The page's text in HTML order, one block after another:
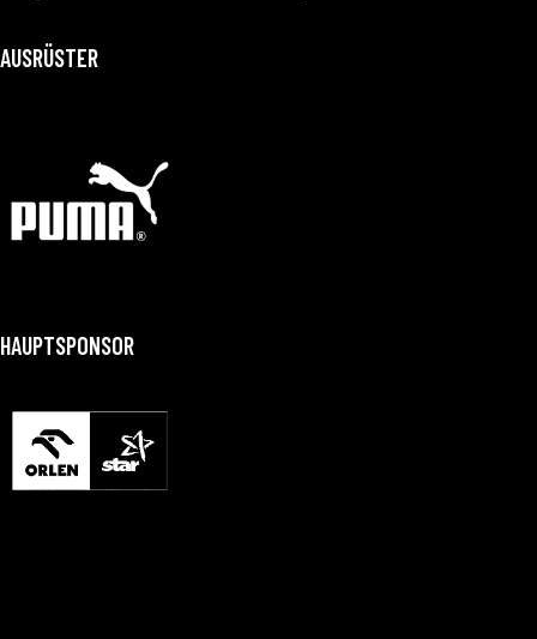
AUSRÜSTER
HAUPTSPONSOR